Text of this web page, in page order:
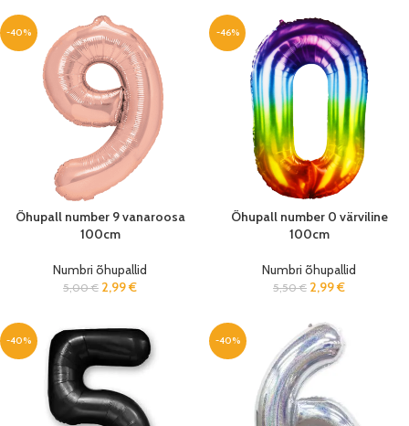
-40%
Õhupall number 9 vanaroosa
100cm
Numbri õhupallid
5,00€ 2,99€
-46%
Õhupall number 0 värviline
100cm
Numbri õhupallid
5,50€ 2,99€
-40% -40%